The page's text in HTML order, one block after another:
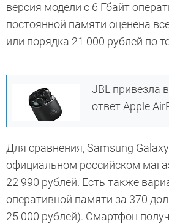
версия модели с 6 Гбайт
постоянной памяти оценена
или порядка 21 000 рублей по
JBL привезла
ответ Apple
Для сравнения, Samsung
официальном российском
22 990 рублей. Есть также
оперативной памяти за 370
25 000 рублей). Смартфон